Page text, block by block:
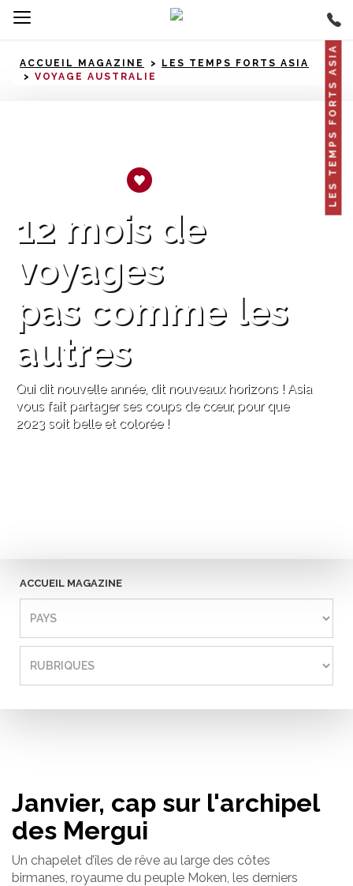
ACCUEIL MAGAZINE
LES TEMPS FORTS ASIA
VOYAGE AUSTRALIE
LES TEMPS FORTS ASIA
12 mois de
voyages
pas comme les
autres
Qui dit nouvelle année, dit nouveaux horizons ! Asia
vous fait partager ses coups de cœur, pour que
2023 soit belle et colorée !
ACCUEIL MAGAZINE
Janvier, cap sur l'archipel
des Mergui
Un chapelet d’îles de rêve au large des côtes
birmanes, royaume du peuple Moken, les derniers